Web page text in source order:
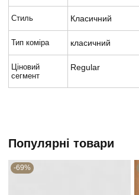
Стиль Класичний
Тип коміра класичний
Ціновий
сегмент
Regular
Популярні товари
-69%